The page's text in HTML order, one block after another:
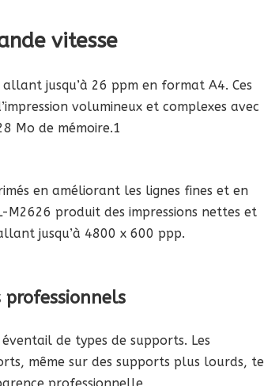
vitesse
jusqu’à 26 ppm en format A4. Ces
volumineux et complexes avec
Mo de mémoire.1
en améliorant les lignes fines et en
M2626 produit des impressions nettes et
jusqu’à 4800 x 600 ppp.
professionnels
de types de supports. Les
même sur des supports plus lourds,